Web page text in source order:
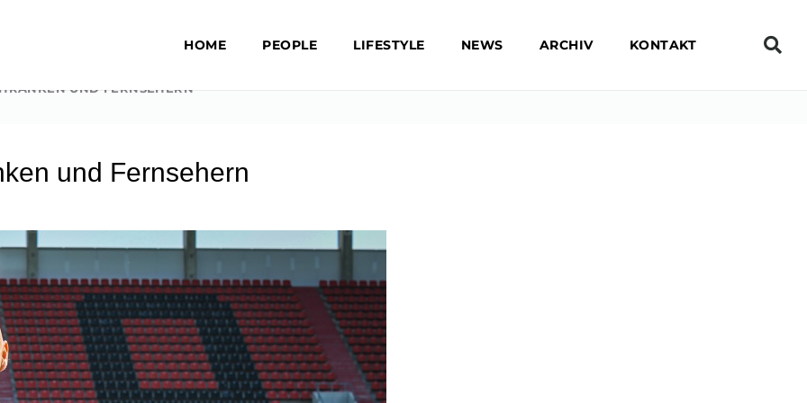
HOME PEOPLE LIFESTYLE NEWS ARCHIV KONTAKT
UND FERNSEHERN
und Fernsehern